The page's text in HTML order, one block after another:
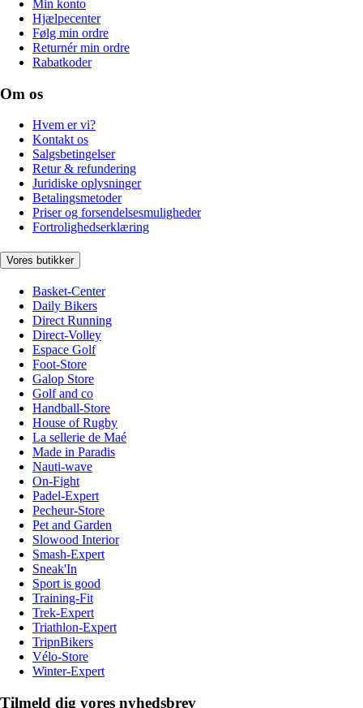
Min konto
Hjælpecenter
Følg min ordre
Returnér min ordre
Rabatkoder
Om os
Hvem er vi?
Kontakt os
Salgsbetingelser
Retur & refundering
Juridiske oplysninger
Betalingsmetoder
Priser og forsendelsesmuligheder
Fortrolighedserklæring
Vores butikker
Basket-Center
Daily Bikers
Direct Running
Direct-Volley
Espace Golf
Foot-Store
Galop Store
Golf and co
Handball-Store
House of Rugby
La sellerie de Maé
Made in Paradis
Nauti-wave
On-Fight
Padel-Expert
Pecheur-Store
Pet and Garden
Slowood Interior
Smash-Expert
Sneak'In
Sport is good
Training-Fit
Trek-Expert
Triathlon-Expert
TripnBikers
Vélo-Store
Winter-Expert
Tilmeld dig vores nyhedsbrev